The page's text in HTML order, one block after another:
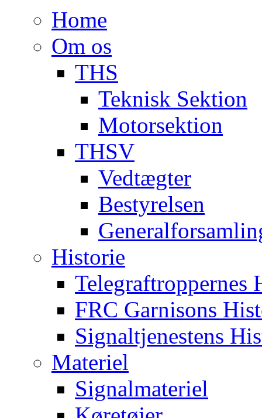
Home
Om os
THS
Teknisk Sektion
Motorsektion
THSV
Vedtægter
Bestyrelsen
Historie
Telegraftroppernes
FRC Garnisons
Signaltjenestens
Materiel
Signalmateriel